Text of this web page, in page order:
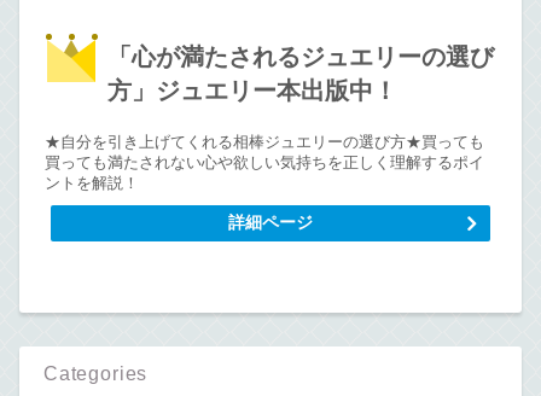
「心が満たされるジュエリーの選び
方」ジュエリー本出版中！
★自分を引き上げてくれる相棒ジュエリーの選び方★買っても
買っても満たされない心や欲しい気持ちを正しく理解するポイ
ントを解説！
詳細ページ
Categories